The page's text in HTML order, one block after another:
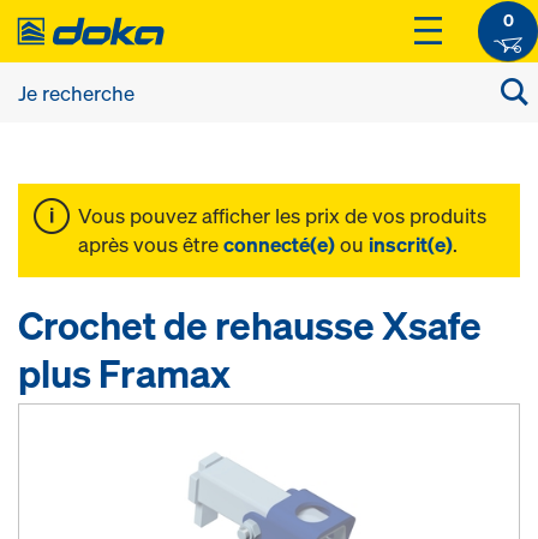
0
Vous pouvez afficher les prix de vos produits
après vous êtreconnecté(e)ou inscrit(e).
Crochet de rehausse Xsafe
plus Framax